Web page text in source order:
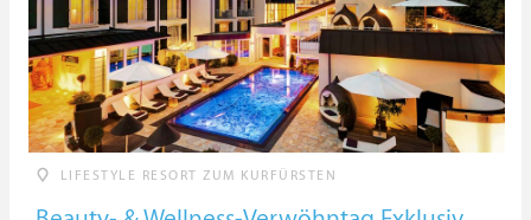
LIFESTYLE RESORT ZUM KURFÜRSTEN